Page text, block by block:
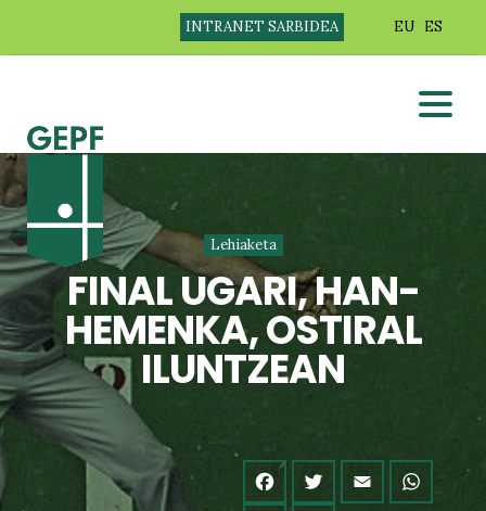
INTRANET SARBIDEA EU ES
Lehiaketa
FINAL UGARI, HAN-
HEMENKA, OSTIRAL
ILUNTZEAN